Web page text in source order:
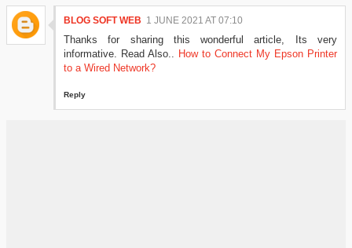
BLOG SOFT WEB 1 JUNE 2021 AT 07:10
Thanks for sharing this wonderful article, Its very
informative. Read Also.. How to Connect My Epson Printer
to a Wired Network?
Reply